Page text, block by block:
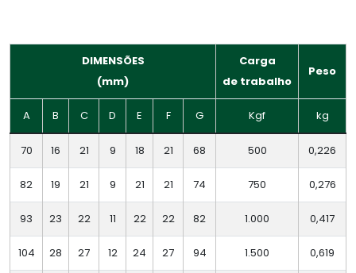
DIMENSÕES
(mm)
Carga
de trabalho
Peso
A B C D E F G Kgf kg
70 16 21 9 18 21 68 500 0,226
82 19 21 9 21 21 74 750 0,276
93 23 22 11 22 22 82 1.000 0,417
104 28 27 12 24 27 94 1.500 0,619